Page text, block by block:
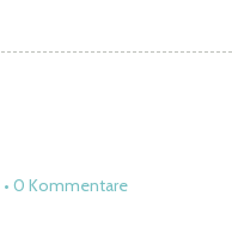
0 Kommentare